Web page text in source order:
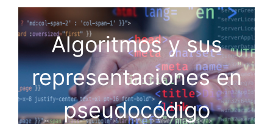
Algoritmos y sus
representaciones en
pseudocódigo